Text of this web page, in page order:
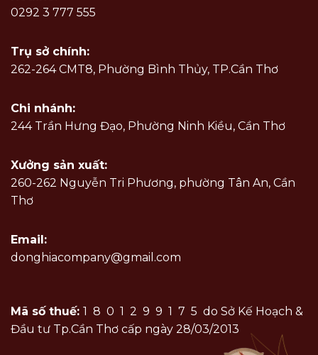
0292 3 777 555
Trụ sở chính:
262-264 CMT8, Phường Bình Thủy, TP.Cần Thơ
Chi nhánh:
244 Trần Hưng Đạo, Phường Ninh Kiều, Cần Thơ
Xưởng sản xuất:
260-262 Nguyễn Tri Phương, phường Tân An, Cần
Thơ
Email:
donghiacompany@gmail.com
Mã số thuế: 1801299175 do Sở Kế Hoạch &
Đầu tư Tp.Cần Thơ cấp ngày 28/03/2013